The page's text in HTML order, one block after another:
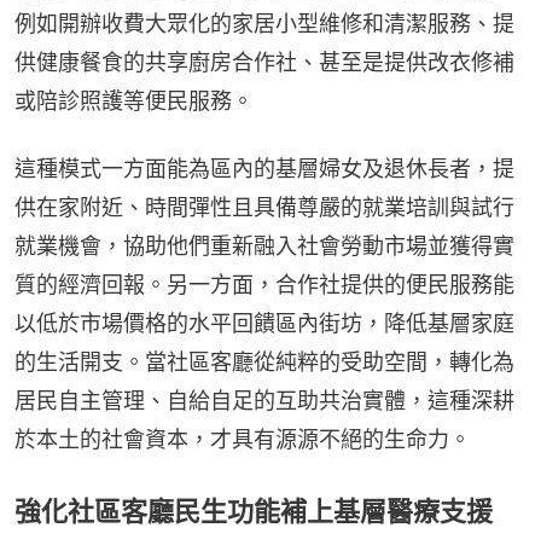
例如開辦收費大眾化的家居小型維修和清潔服務、提
供健康餐食的共享廚房合作社、甚至是提供改衣修補
或陪診照護等便民服務。
這種模式一方面能為區內的基層婦女及退休長者，提
供在家附近、時間彈性且具備尊嚴的就業培訓與試行
就業機會，協助他們重新融入社會勞動市場並獲得實
質的經濟回報。另一方面，合作社提供的便民服務能
以低於市場價格的水平回饋區內街坊，降低基層家庭
的生活開支。當社區客廳從純粹的受助空間，轉化為
居民自主管理、自給自足的互助共治實體，這種深耕
於本土的社會資本，才具有源源不絕的生命力。
強化社區客廳民生功能補上基層醫療支援